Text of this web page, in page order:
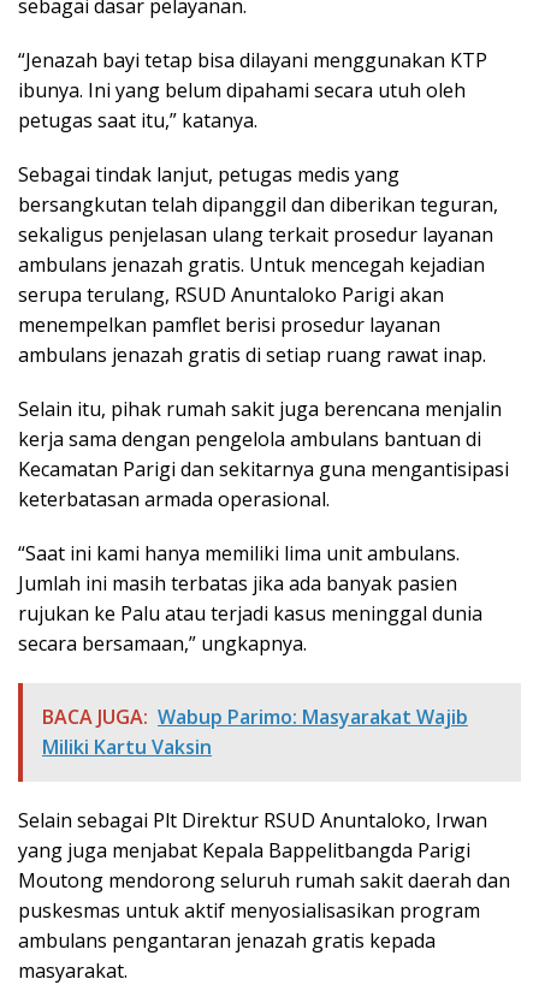
sebagai dasar pelayanan.
“Jenazah bayi tetap bisa dilayani menggunakan KTP
ibunya. Ini yang belum dipahami secara utuh oleh
petugas saat itu,” katanya.
Sebagai tindak lanjut, petugas medis yang
bersangkutan telah dipanggil dan diberikan teguran,
sekaligus penjelasan ulang terkait prosedur layanan
ambulans jenazah gratis. Untuk mencegah kejadian
serupa terulang, RSUD Anuntaloko Parigi akan
menempelkan pamflet berisi prosedur layanan
ambulans jenazah gratis di setiap ruang rawat inap.
Selain itu, pihak rumah sakit juga berencana menjalin
kerja sama dengan pengelola ambulans bantuan di
Kecamatan Parigi dan sekitarnya guna mengantisipasi
keterbatasan armada operasional.
“Saat ini kami hanya memiliki lima unit ambulans.
Jumlah ini masih terbatas jika ada banyak pasien
rujukan ke Palu atau terjadi kasus meninggal dunia
secara bersamaan,” ungkapnya.
BACA JUGA: Wabup Parimo: Masyarakat Wajib
Miliki Kartu Vaksin
Selain sebagai Plt Direktur RSUD Anuntaloko, Irwan
yang juga menjabat Kepala Bappelitbangda Parigi
Moutong mendorong seluruh rumah sakit daerah dan
puskesmas untuk aktif menyosialisasikan program
ambulans pengantaran jenazah gratis kepada
masyarakat.